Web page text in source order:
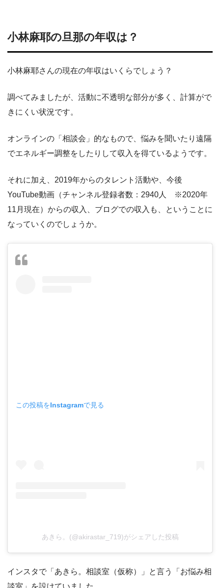
小林麻耶の旦那の年収は？
小林麻耶さんの現在の年収はいくらでしょう？
調べてみましたが、活動に不透明な部分が多く、計算がで
きにくい状況です。
オンラインの「相談会」的なもので、悩みを聞いたり遠隔
でエネルギー調整をしたりして収入を得ているようです。
それに加え、2019年からのタレント活動や、今後
YouTube動画（チャンネル登録者数：2940人 ※2020年
11月現在）からの収入、ブログでの収入も、ということに
なっていくのでしょうか。
この投稿をInstagramで見る
あきら。(@akirastar_719)がシェアした投稿
インスタで「あきら。相談室（仮称）」と言う「お悩み相
談室」を設けていました。